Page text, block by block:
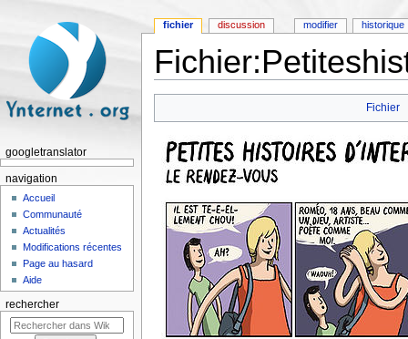
Fichier
fichier discussion modifier historique
googletranslator
navigation
Accueil
Communauté
Actualités
Modifications récentes
Page au hasard
Aide
rechercher